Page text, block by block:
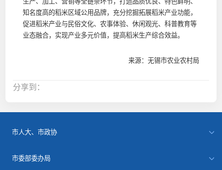
知名度高的稻米区域公用品牌，充分挖掘拓展稻米产业功能，
促进稻米产业与民俗文化、农事体验、休闲观光、科普教育等
业态融合，实现产业多元价值，提高稻米生产综合效益。
来源：无锡市农业农村局
分享到：
市人大、市政协
市委部委办局